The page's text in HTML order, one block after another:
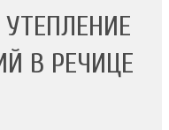
В РЕЧИЦЕ